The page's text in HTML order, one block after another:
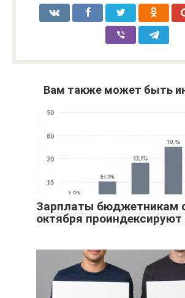
Вам также может быть
Зарплаты бюджетникам
октября проиндексируют